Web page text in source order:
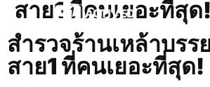
สาย1 ที่คนเยอะที่สุด!
สำรวจร้านเหล้าบรร
สาย1 ที่คนเยอะที่สุด!